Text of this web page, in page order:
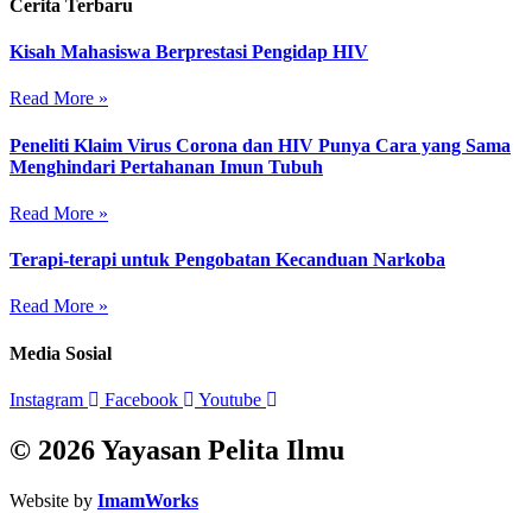
Cerita Terbaru
Kisah Mahasiswa Berprestasi Pengidap HIV
Read More »
Peneliti Klaim Virus Corona dan HIV Punya Cara yang Sama
Menghindari Pertahanan Imun Tubuh
Read More »
Terapi-terapi untuk Pengobatan Kecanduan Narkoba
Read More »
Media Sosial
Instagram Facebook Youtube
© 2026 Yayasan Pelita Ilmu
Website by ImamWorks